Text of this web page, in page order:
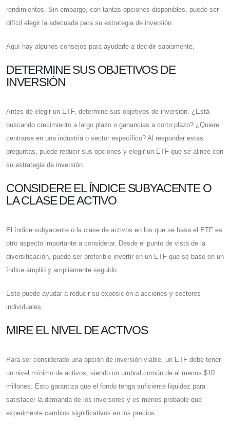
rendimientos. Sin embargo, con tantas opciones disponibles, puede ser
difícil elegir la adecuada para su estrategia de inversión.
Aquí hay algunos consejos para ayudarle a decidir sabiamente.
DETERMINE SUS OBJETIVOS DE
INVERSIÓN
Antes de elegir un ETF, determine sus objetivos de inversión. ¿Está
buscando crecimiento a largo plazo o ganancias a corto plazo? ¿Quiere
centrarse en una industria o sector específico? Al responder estas
preguntas, puede reducir sus opciones y elegir un ETF que se alinee con
su estrategia de inversión.
CONSIDERE EL ÍNDICE SUBYACENTE O
LA CLASE DE ACTIVO
El índice subyacente o la clase de activos en los que se basa el ETF es
otro aspecto importante a considerar. Desde el punto de vista de la
diversificación, puede ser preferible invertir en un ETF que se base en un
índice amplio y ampliamente seguido.
Esto puede ayudar a reducir su exposición a acciones y sectores
individuales.
MIRE EL NIVEL DE ACTIVOS
Para ser considerado una opción de inversión viable, un ETF debe tener
un nivel mínimo de activos, siendo un umbral común de al menos $10
millones. Esto garantiza que el fondo tenga suficiente liquidez para
satisfacer la demanda de los inversores y es menos probable que
experimente cambios significativos en los precios.